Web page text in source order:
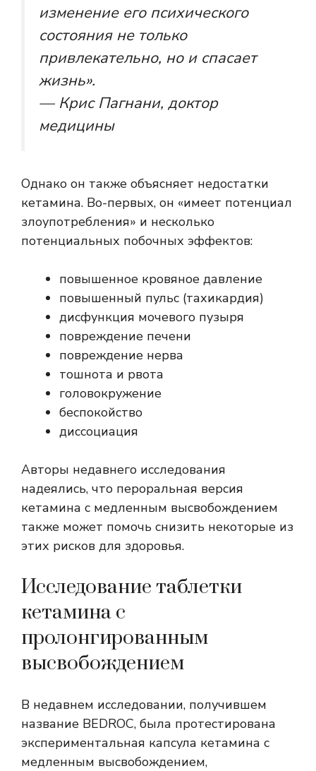
изменение его психического
состояния не только
привлекательно, но и спасает
жизнь».
— Крис Пагнани, доктор
медицины
Однако он также объясняет недостатки
кетамина. Во-первых, он «имеет потенциал
злоупотребления» и несколько
потенциальных побочных эффектов:
повышенное кровяное давление
повышенный пульс (тахикардия)
дисфункция мочевого пузыря
повреждение печени
повреждение нерва
тошнота и рвота
головокружение
беспокойство
диссоциация
Авторы недавнего исследования
надеялись, что пероральная версия
кетамина с медленным высвобождением
также может помочь снизить некоторые из
этих рисков для здоровья.
Исследование таблетки
кетамина с
пролонгированным
высвобождением
В недавнем исследовании, получившем
название BEDROC, была протестирована
экспериментальная капсула кетамина с
медленным высвобождением,